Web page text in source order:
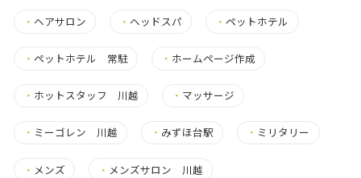
・ ヘアサロン ・ ヘッドスパ ・ペットホテル
・ ペットホテル 常駐 ・ ホームページ作成
・ ホットスタッフ 川越 ・ マッサージ
・ ミーゴレン 川越 ・ みずほ台駅 ・ ミリタリー
・ メンズ ・ メンズサロン 川越